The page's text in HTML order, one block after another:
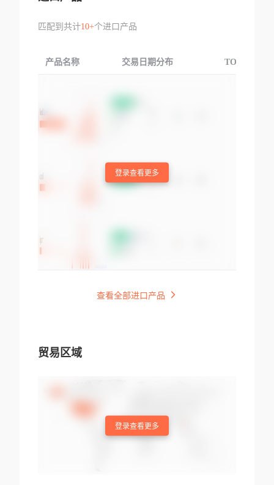
匹配到共计10+个进口产品
产品名称 交易日期分布 TOP3交易国
登录查看更多
查看全部进口产品
贸易区域
登录查看更多